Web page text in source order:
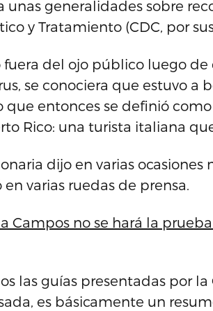
unas generalidades sobre
y Tratamiento (CDC, por
del ojo público luego
se conociera que estuvo a
que entonces se definió
Rico: una turista italiana
dijo en varias
varias ruedas de prensa.
Campos no se hará la
las guías presentadas por
es básicamente un